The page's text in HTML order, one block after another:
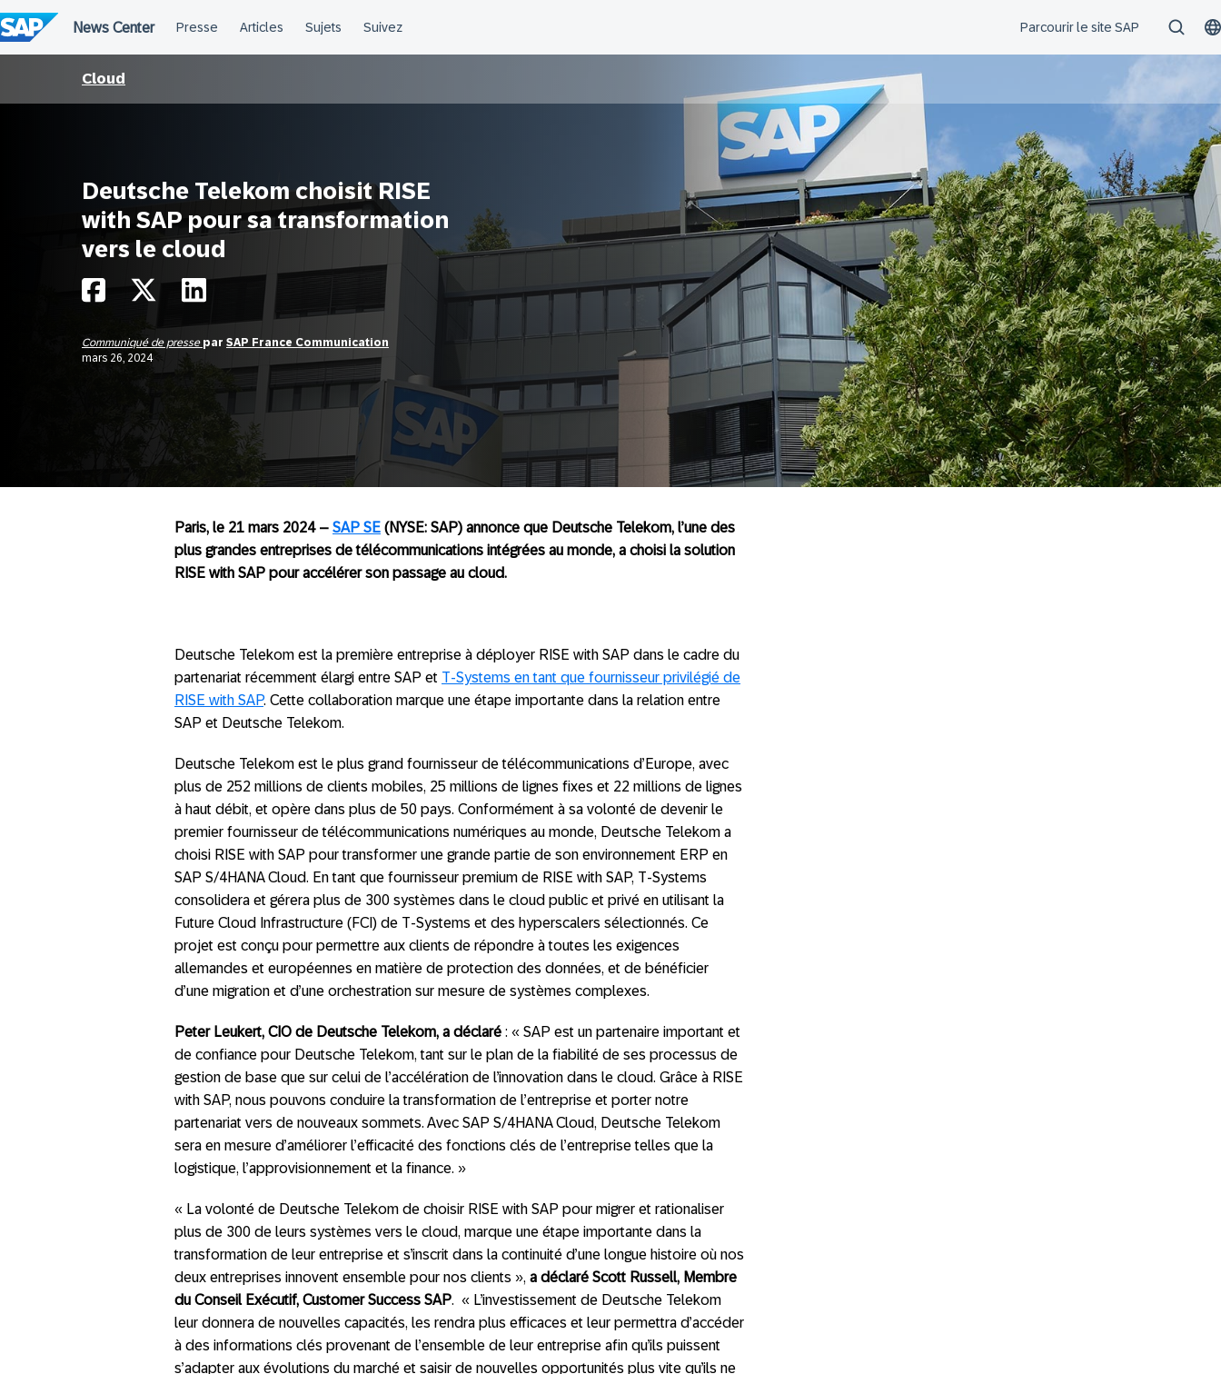
au
contenu
Cloud
Deutsche Telekom choisit RISE
with SAP pour sa transformation
vers le cloud
Communiqué de presse par SAP France Communication
mars 26, 2024
Paris, le 21 mars 2024 – SAP SE (NYSE: SAP) annonce que Deutsche Telekom, l’une des
plus grandes entreprises de télécommunications intégrées au monde, a choisi la solution
RISE with SAP pour accélérer son passage au cloud.
Deutsche Telekom est la première entreprise à déployer RISE with SAP dans le cadre du
partenariat récemment élargi entre SAP et T-Systems en tant que fournisseur privilégié de
RISE with SAP. Cette collaboration marque une étape importante dans la relation entre
SAP et Deutsche Telekom.
Deutsche Telekom est le plus grand fournisseur de télécommunications d’Europe, avec
plus de 252 millions de clients mobiles, 25 millions de lignes fixes et 22 millions de lignes
à haut débit, et opère dans plus de 50 pays. Conformément à sa volonté de devenir le
premier fournisseur de télécommunications numériques au monde, Deutsche Telekom a
choisi RISE with SAP pour transformer une grande partie de son environnement ERP en
SAP S/4HANA Cloud. En tant que fournisseur premium de RISE with SAP, T-Systems
consolidera et gérera plus de 300 systèmes dans le cloud public et privé en utilisant la
Future Cloud Infrastructure (FCI) de T-Systems et des hyperscalers sélectionnés. Ce
projet est conçu pour permettre aux clients de répondre à toutes les exigences
allemandes et européennes en matière de protection des données, et de bénéficier
d’une migration et d’une orchestration sur mesure de systèmes complexes.
Peter Leukert, CIO de Deutsche Telekom, a déclaré : « SAP est un partenaire important et
de confiance pour Deutsche Telekom, tant sur le plan de la fiabilité de ses processus de
gestion de base que sur celui de l’accélération de l’innovation dans le cloud. Grâce à RISE
with SAP, nous pouvons conduire la transformation de l’entreprise et porter notre
partenariat vers de nouveaux sommets. Avec SAP S/4HANA Cloud, Deutsche Telekom
sera en mesure d’améliorer l’efficacité des fonctions clés de l’entreprise telles que la
logistique, l’approvisionnement et la finance. »
« La volonté de Deutsche Telekom de choisir RISE with SAP pour migrer et rationaliser
plus de 300 de leurs systèmes vers le cloud, marque une étape importante dans la
transformation de leur entreprise et s’inscrit dans la continuité d’une longue histoire où nos
deux entreprises innovent ensemble pour nos clients », a déclaré Scott Russell, Membre
du Conseil Exécutif, Customer Success SAP. « L’investissement de Deutsche Telekom
leur donnera de nouvelles capacités, les rendra plus efficaces et leur permettra d’accéder
à des informations clés provenant de l’ensemble de leur entreprise afin qu’ils puissent
s’adapter aux évolutions du marché et saisir de nouvelles opportunités plus vite qu’ils ne